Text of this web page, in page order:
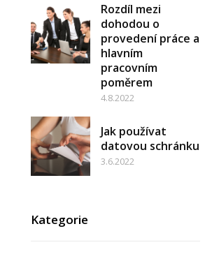
Rozdíl mezi
dohodou o
provedení práce a
hlavním
pracovním
poměrem
4.8.2022
Jak používat
datovou schránku
3.6.2022
Kategorie